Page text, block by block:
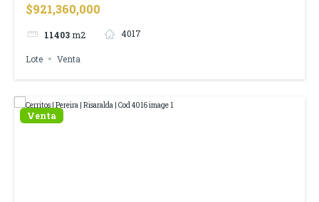
$921,360,000
11403 m2 4017
Lote Venta
Venta